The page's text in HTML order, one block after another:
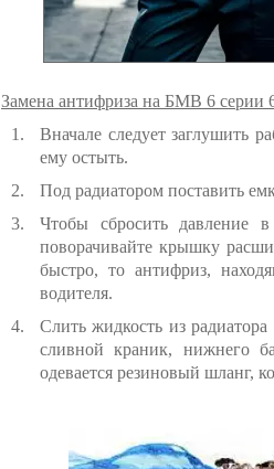
Замена антифриза на БМВ 6 серии
Вначале следует заглушить
ему остыть.
Под радиатором поставить
Чтобы сбросить давление
поворачивайте крышку
быстро, то антифриз,
водителя.
Слить жидкость из
сливной краник, нижнего
одевается резиновый шланг,